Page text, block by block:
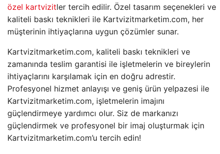
özel kartvizitler tercih edilir. Özel tasarım seçenekleri ve
kaliteli baskı teknikleri ile Kartvizitmarketim.com, her
müşterinin ihtiyaçlarına uygun çözümler sunar.
Kartvizitmarketim.com, kaliteli baskı teknikleri ve
zamanında teslim garantisi ile işletmelerin ve bireylerin
ihtiyaçlarını karşılamak için en doğru adrestir.
Profesyonel hizmet anlayışı ve geniş ürün yelpazesi ile
Kartvizitmarketim.com, işletmelerin imajını
güçlendirmeye yardımcı olur. Siz de markanızı
güçlendirmek ve profesyonel bir imaj oluşturmak için
Kartvizitmarketim.com’u tercih edin!